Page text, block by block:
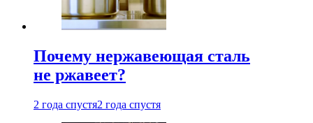
Почему нержавеющая сталь
не ржавеет?
2 года спустя2 года спустя